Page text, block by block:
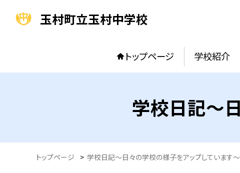
玉村町立玉村中学校
トップページ 学校紹介
学校日記～
トップページ > 学校日記～日々の学校の様子をアップしています～